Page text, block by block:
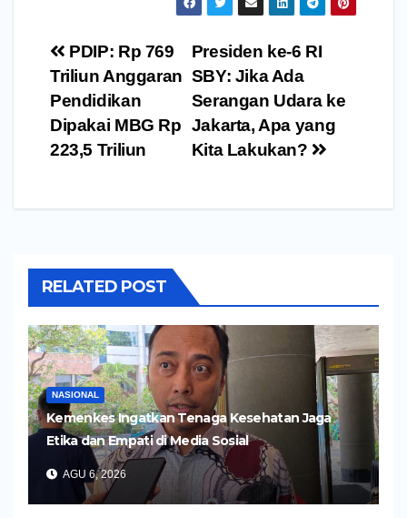
Navigasi
pos
Presiden ke-6 RI
SBY: Jika Ada
Serangan Udara ke
Jakarta, Apa yang
Kita Lakukan?
PDIP: Rp 769
Triliun Anggaran
Pendidikan
Dipakai MBG Rp
223,5 Triliun
RELATED POST
NASIONAL
Kemenkes Ingatkan Tenaga Kesehatan Jaga
Etika dan Empati di Media Sosial
AGU 6, 2026